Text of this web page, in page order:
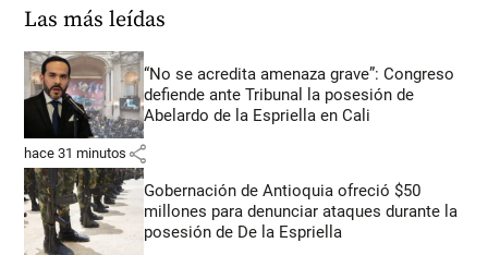
Las más leídas
“No se acredita amenaza grave”: Congreso
defiende ante Tribunal la posesión de
Abelardo de la Espriella en Cali
hace 31 minutos share
Gobernación de Antioquia ofreció $50
millones para denunciar ataques durante la
posesión de De la Espriella